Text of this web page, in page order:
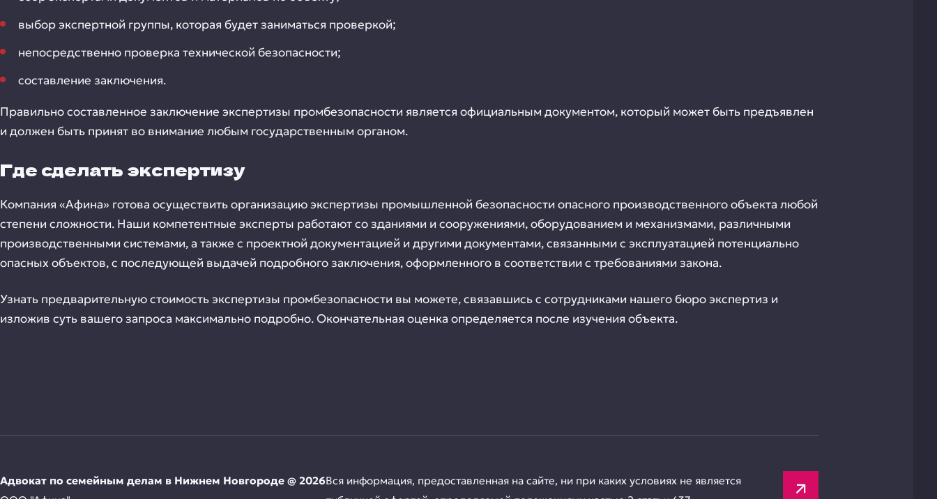
выбор экспертной группы, которая будет заниматься проверкой;
непосредственно проверка технической безопасности;
составление заключения.
Правильно составленное заключение экспертизы промбезопасности является официальным документом, который может быть предъявлен
и должен быть принят во внимание любым государственным органом.
Где сделать экспертизу
Компания «Афина» готова осуществить организацию экспертизы промышленной безопасности опасного производственного объекта любой
степени сложности. Наши компетентные эксперты работают со зданиями и сооружениями, оборудованием и механизмами, различными
производственными системами, а также с проектной документацией и другими документами, связанными с эксплуатацией потенциально
опасных объектов, с последующей выдачей подробного заключения, оформленного в соответствии с требованиями закона.
Узнать предварительную стоимость экспертизы промбезопасности вы можете, связавшись с сотрудниками нашего бюро экспертиз и
изложив суть вашего запроса максимально подробно. Окончательная оценка определяется после изучения объекта.
Адвокат по семейным делам в Нижнем Новгороде @ 2026Вся информация, предоставленная на сайте, ни при каких условиях не является